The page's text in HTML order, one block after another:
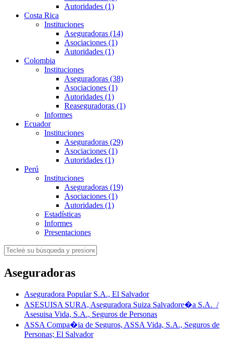
Autoridades (1)
Costa Rica
Instituciones
Aseguradoras (14)
Asociaciones (1)
Autoridades (1)
Colombia
Instituciones
Aseguradoras (38)
Asociaciones (1)
Autoridades (1)
Reaseguradoras (1)
Informes
Ecuador
Instituciones
Aseguradoras (29)
Asociaciones (1)
Autoridades (1)
Perú
Instituciones
Aseguradoras (19)
Asociaciones (1)
Autoridades (1)
Estadísticas
Informes
Presentaciones
Aseguradoras
Aseguradora Popular S.A., El Salvador
ASESUISA SURA, Aseguradora Suiza Salvadore�a S.A. /
Asesuisa Vida, S.A., Seguros de Personas
ASSA Compa�ia de Seguros, ASSA Vida, S.A., Seguros de
Personas; El Salvador